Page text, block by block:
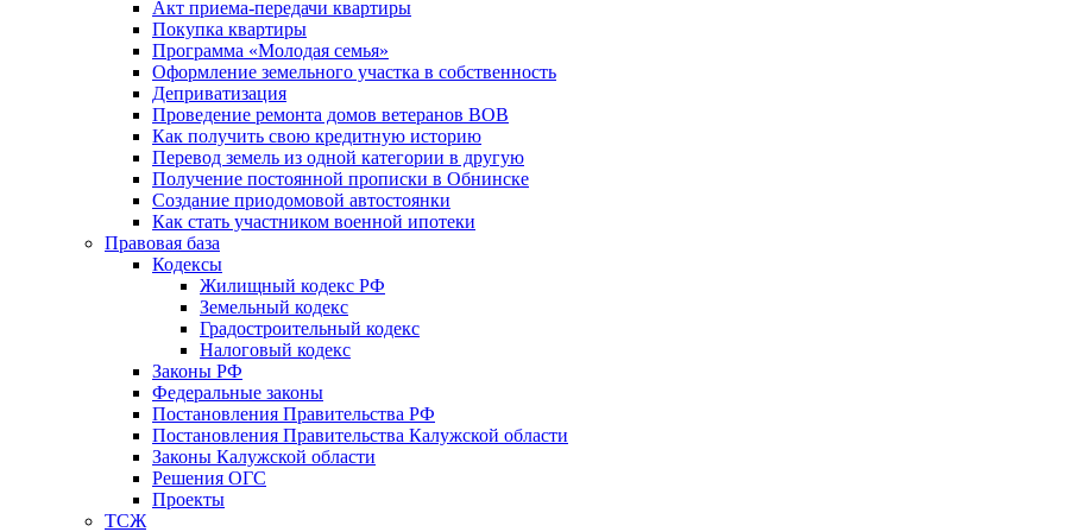
Акт приема-передачи квартиры
Покупка квартиры
Программа «Молодая семья»
Оформление земельного участка в собственность
Деприватизация
Проведение ремонта домов ветеранов ВОВ
Как получить свою кредитную историю
Перевод земель из одной категории в другую
Получение постоянной прописки в Обнинске
Создание приодомовой автостоянки
Как стать участником военной ипотеки
Правовая база
Кодексы
Жилищный кодекс РФ
Земельный кодекс
Градостроительный кодекс
Налоговый кодекс
Законы РФ
Федеральные законы
Постановления Правительства РФ
Постановления Правительства Калужской области
Законы Калужской области
Решения ОГС
Проекты
ТСЖ